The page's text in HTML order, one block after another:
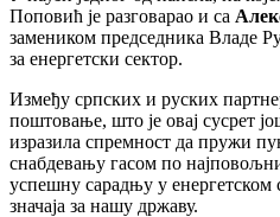
Поповић је разговарао и са
замеником председника Владе
за енергетски сектор.
Између српских и руских
поштовање, што је овај сусрет
изразила спремност да пружи
снабдевању гасом по
успешну сарадњу у енергетском
значаја за нашу државу.